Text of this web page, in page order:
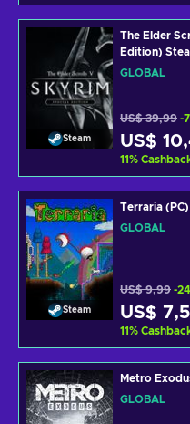
Steam
The Elder
Edition)
GLOBAL
US$ 39,99 -
US$
11%
Steam
Terraria
GLOBAL
US$ 9,99 -
US$
11%
Metro
GLOBAL